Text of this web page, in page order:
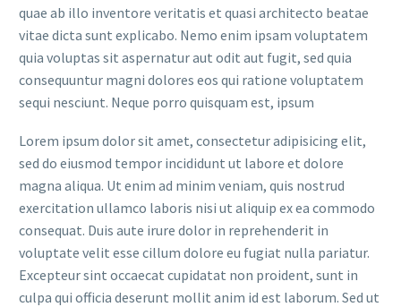
quae ab illo inventore veritatis et quasi architecto beatae
vitae dicta sunt explicabo. Nemo enim ipsam voluptatem
quia voluptas sit aspernatur aut odit aut fugit, sed quia
consequuntur magni dolores eos qui ratione voluptatem
sequi nesciunt. Neque porro quisquam est, ipsum
Lorem ipsum dolor sit amet, consectetur adipisicing elit,
sed do eiusmod tempor incididunt ut labore et dolore
magna aliqua. Ut enim ad minim veniam, quis nostrud
exercitation ullamco laboris nisi ut aliquip ex ea commodo
consequat. Duis aute irure dolor in reprehenderit in
voluptate velit esse cillum dolore eu fugiat nulla pariatur.
Excepteur sint occaecat cupidatat non proident, sunt in
culpa qui officia deserunt mollit anim id est laborum. Sed ut